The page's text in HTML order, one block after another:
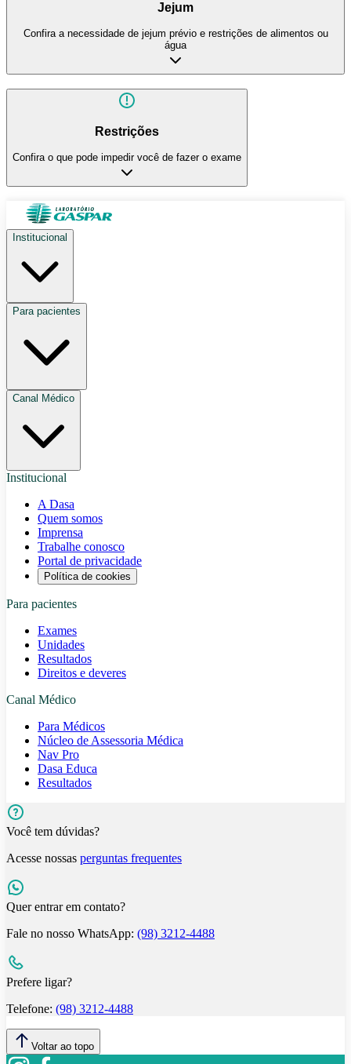
Jejum
Confira a necessidade de jejum prévio e restrições de alimentos ou
água
Restrições
Confira o que pode impedir você de fazer o exame
Institucional
Para pacientes
Canal Médico
Institucional
A Dasa
Quem somos
Imprensa
Trabalhe conosco
Portal de privacidade
Política de cookies
Para pacientes
Exames
Unidades
Resultados
Direitos e deveres
Canal Médico
Para Médicos
Núcleo de Assessoria Médica
Nav Pro
Dasa Educa
Resultados
Você tem dúvidas?
Acesse nossas perguntas frequentes
Quer entrar em contato?
Fale no nosso WhatsApp: (98) 3212-4488
Prefere ligar?
Telefone: (98) 3212-4488
Voltar ao topo